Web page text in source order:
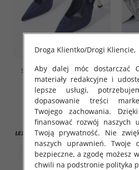
Szpilki damskie Roz 36-41, 1
kolor Paczka 12 szt
50.00 zł
szczegóły
Droga Klientko/Drogi Kliencie,
Aby dalej móc dostarczać
materiały redakcyjne i
lepsze usługi,
dopasowanie treści
Twojego zachowania.
finansować rozwój naszych
Twoją prywatność. Nie
naszych uprawnień. Twoje
bezpieczne, a zgodę możesz
chwili na podstronie polityka